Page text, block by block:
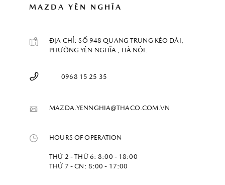
MAZDA YÊN NGHĨA
ÐỊA CHỈ: SỐ 948 QUANG TRUNG KÉO DÀI,
PHƯỜNG YÊN NGHĨA , HÀ NỘI.
0968 15 25 35
MAZDA.YENNGHIA@THACO.COM.VN
HOURS OF OPERATION
THỨ 2 - THỨ 6: 8:00 - 18:00
THỨ 7 - CN: 8:00 - 17:00